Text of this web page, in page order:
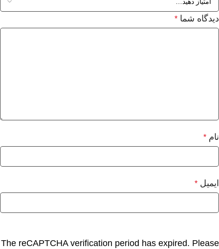
دیدگاه شما *
نام *
ایمیل *
The reCAPTCHA verification period has expired. Please